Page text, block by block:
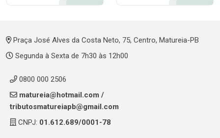
Praça José Alves da Costa Neto, 75, Centro, Matureia-PB
Segunda à Sexta de 7h30 às 12h00
0800 000 2506
matureia@hotmail.com /
tributosmatureiapb@gmail.com
CNPJ: 01.612.689/0001-78